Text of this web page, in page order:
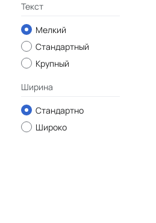
Текст
Мелкий
Стандартный
Крупный
Ширина
Стандартно
Широко